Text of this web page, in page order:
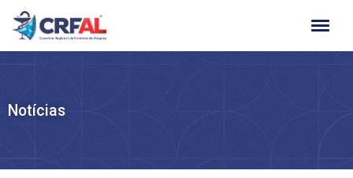
Ir
para
Notícias